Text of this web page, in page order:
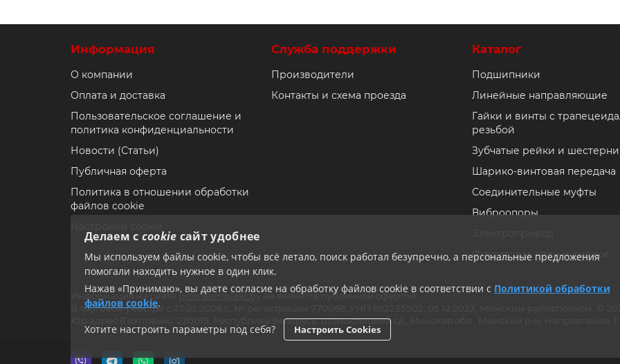
Делаем с cookie сайт удобнее
Мы используем файлы cookie, чтобы всё летало, поиск работал безупречно, а персональные предложения
помогали находить нужное в один клик.
Нажав «Принимаю», вы даете согласие на обработку файлов cookie в соответствии с Политикой обработки
файлов cookie.
Хотите настроить параметры под себя?
Настроить Cookies
Информация
О компании
Оплата и доставка
Пользовательское соглашение и
политика конфиденциальности
Новости (Статьи)
Публичная оферта
Политика в отношении обработки
файлов cookie
Служба поддержки
Производители
Контакты и схема проезда
Каталог
Подшипники
Линейные направляющие
Гайки и винты с
резьбой
Зубчатые рейки и шестерни
Шарико-винтовая передача
Соединительные муфты
Виброопоры
Фиксаторы, клеи и смазки
Информация на сайте promkomplekt.byне является публичной офертой.
В торговом реестре с 27.02.2026 г., № регистрации 770068, УНП 692235502, 05.12.2023, Минским райисполком. ©
Юр.адрес (Почтовый): 220019, Республика Беларусь, Щомыслицкий с/с, Минская обл., Минский р-н, Направление